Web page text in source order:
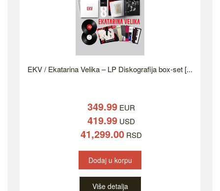
EKV / Ekatarina Velika – LP Diskografija box-set [...
349.99 EUR
419.99 USD
41,299.00 RSD
Dodaj u korpu
Više detalja